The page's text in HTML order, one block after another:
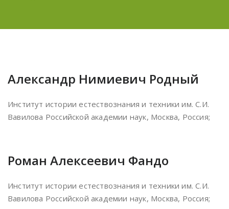
Александр Нимиевич Родный
Институт истории естествознания и техники им. С.И.
Вавилова Российской академии наук, Москва, Россия;
Роман Алексеевич Фандо
Институт истории естествознания и техники им. С.И.
Вавилова Российской академии наук, Москва, Россия;